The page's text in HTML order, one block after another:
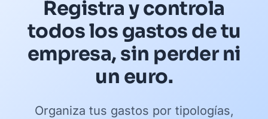
Registra y controla
todos los gastos de tu
empresa, sin perder ni
un euro.
Organiza tus gastos por tipologías,